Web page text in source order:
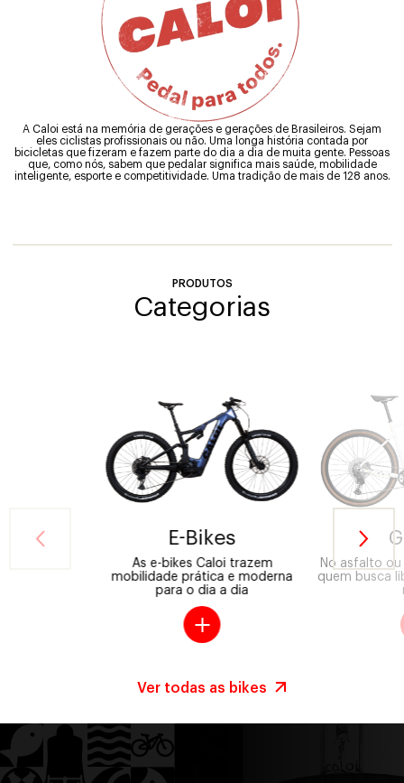
A Caloi está na memória de gerações e gerações de Brasileiros. Sejam
eles ciclistas profissionais ou não. Uma longa história contada por
bicicletas que fizeram e fazem parte do dia a dia de muita gente. Pessoas
que, como nós, sabem que pedalar significa mais saúde, mobilidade
inteligente, esporte e competitividade. Uma tradição de mais de 128 anos.
PRODUTOS
Categorias
E-Bikes
As e-bikes Caloi trazem
mobilidade prática e moderna
para o dia a dia
No asfalto
quem busca
Ver todas as bikes